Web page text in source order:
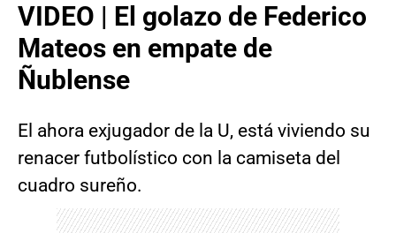
VIDEO | El golazo de Federico
Mateos en empate de
Ñublense
El ahora exjugador de la U, está viviendo su
renacer futbolístico con la camiseta del
cuadro sureño.